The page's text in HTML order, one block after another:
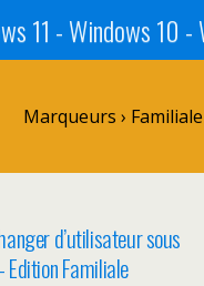
Marqueurs › Familiale
d’utilisateur sous
Familiale